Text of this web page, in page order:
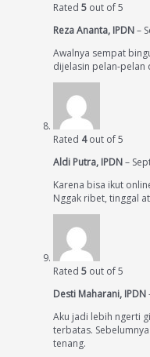
Rated 5 out of 5
Reza Ananta, IPDN–
Awalnya sempat
dijelasin pelan-pelan
Rated 4out of 5
Aldi Putra, IPDN–
Karena bisa ikut
Nggak ribet, tinggal
Rated 5 out of 5
Desti Maharani, IPDN
Aku jadi lebih ngerti
terbatas.
tenang.